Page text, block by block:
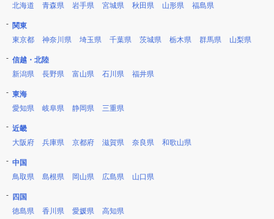
北海道
青森県 岩手県 宮城県 秋田県 山形県 福島県
関東
東京都
神奈川県 埼玉県 千葉県 茨城県 栃木県 群馬県 山梨県
信越・北陸
新潟県
長野県 富山県 石川県 福井県
東海
愛知県
岐阜県 静岡県 三重県
近畿
大阪府
兵庫県 京都府 滋賀県 奈良県 和歌山県
中国
鳥取県
島根県 岡山県 広島県 山口県
四国
徳島県
香川県 愛媛県 高知県